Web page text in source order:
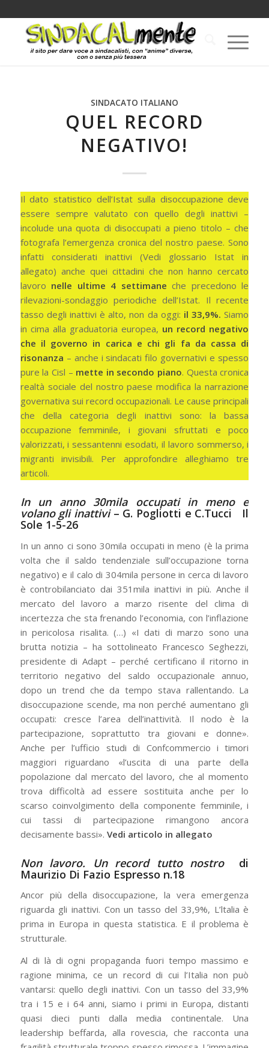
SINDACATO ITALIANO
QUEL RECORD
NEGATIVO!
Il dato statistico dell’Istat sulla disoccupazione deve
essere sempre valutato con quello degli inattivi –
incolude una quota di disoccupati a pieno titolo – che
fotografa l’emergenza cronica del nostro paese. Sono
infatti considerati inattivi (Vedi glossario Istat in
allegato) anche quei cittadini che non hanno cercato
lavoro nelle ultime 4 settimane che precedono le
rilevazioni-sondaggio periodiche dell’Istat. Il recente
tasso degli inattivi è alto, non da oggi: il 33,9%.Siamo
in cima alla graduatoria europea, un record negativo
che il governo in carica e chi gli fa da cassa di
risonanza – anche i sindacati filo governativi e spesso
pure la Cisl – mette in secondo piano. Questa cronica
realtà sociale del nostro paese modifica la narrazione
governativa sui record occupazionali. Le cause principali
che della categoria degli inattivi sono: la bassa
occupazione femminile, i giovani sfruttati e poco
valorizzati, i sessantenni esodati, il lavoro sommerso, i
migranti invisibili. Per approfondire alleghiamo tre
articoli.
In un anno 30mila occupati in meno e
volano gli inattivi – G. Pogliotti e C.Tucci Il
Sole 1-5-26
In un anno ci sono 30mila occupati in meno (è la prima
volta che il saldo tendenziale sull’occupazione torna
negativo) e il calo di 304mila persone in cerca di lavoro
è controbilanciato dai 351mila inattivi in più. Anche il
mercato del lavoro a marzo risente del clima di
incertezza che sta frenando l’economia, con l’inflazione
in pericolosa risalita. (…) «I dati di marzo sono una
brutta notizia – ha sottolineato Francesco Seghezzi,
presidente di Adapt – perché certificano il ritorno in
territorio negativo del saldo occupazionale annuo,
dopo un trend che da tempo stava rallentando. La
disoccupazione scende, ma non perché aumentano gli
occupati: cresce l’area dell’inattività. Il nodo è la
partecipazione, soprattutto tra giovani e donne».
Anche per l’ufficio studi di Confcommercio i timori
maggiori riguardano «l’uscita di una parte della
popolazione dal mercato del lavoro, che al momento
trova difficoltà ad essere sostituita anche per lo
scarso coinvolgimento della componente femminile, i
cui tassi di partecipazione rimangono ancora
decisamente bassi». Vedi articolo in allegato
Non lavoro. Un record tutto nostrodi
Maurizio Di Fazio Espresso n.18
Ancor più della disoccupazione, la vera emergenza
riguarda gli inattivi. Con un tasso del 33,9%, L’ltalia è
prima in Europa in questa statistica. E il problema è
strutturale.
Al di là di ogni propaganda fuori tempo massimo e
ragione minima, ce un record di cui l’Italia non può
vantarsi: quello degli inattivi. Con un tasso del 33,9%
tra i 15 e i 64 anni, siamo i primi in Europa, distanti
quasi dieci punti dalla media continentale. Una
leadership beffarda, alla rovescia, che racconta una